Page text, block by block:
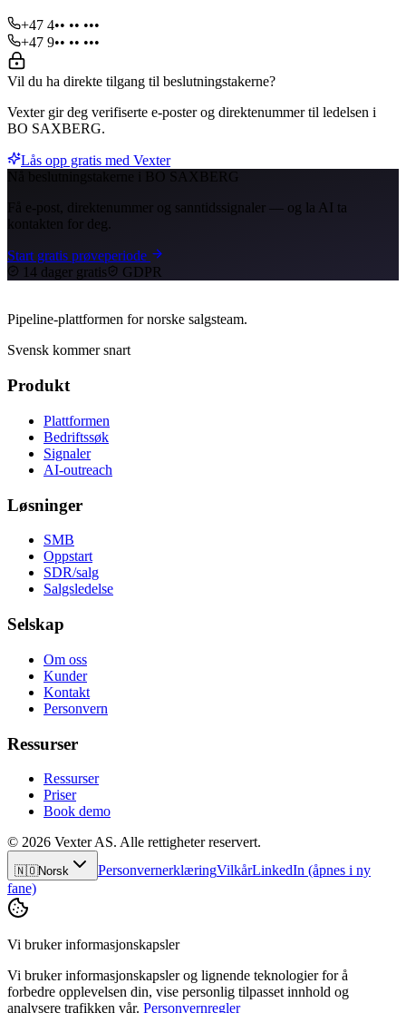
+47 4•• •• •••
+47 9•• •• •••
Vil du ha direkte tilgang til beslutningstakerne?
Vexter gir deg verifiserte e-poster og direktenummer til ledelsen i
BO SAXBERG.
Lås opp gratis med Vexter
Nå beslutningstakerne i BO SAXBERG
Få e-post, direktenummer og sanntidssignaler — og la AI ta
kontakten for deg.
Start gratis prøveperiode
14 dager gratis
GDPR
Pipeline-plattformen for norske salgsteam.
Svensk kommer snart
Produkt
Plattformen
Bedriftssøk
Signaler
AI-outreach
Løsninger
SMB
Oppstart
SDR/salg
Salgsledelse
Selskap
Om oss
Kunder
Kontakt
Personvern
Ressurser
Ressurser
Priser
Book demo
© 2026 Vexter AS. Alle rettigheter reservert.
🇳🇴Norsk PersonvernerklæringVilkårLinkedIn (åpnes i ny
fane)
Vi bruker informasjonskapsler
Vi bruker informasjonskapsler og lignende teknologier for å
forbedre opplevelsen din, vise personlig tilpasset innhold og
analysere trafikken vår. Personvernregler